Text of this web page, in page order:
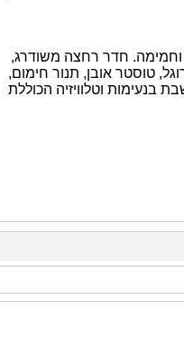
וחמימה. חדר רחצה משודרג,
טוסטר אובן, תנור חימום,
בנעימות וטלוויזיה הכוללת